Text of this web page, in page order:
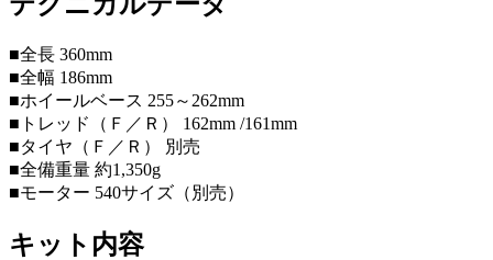
■全長 360mm
■全幅 186mm
■ホイールベース 255～262mm
■トレッド（Ｆ／Ｒ） 162mm /161mm
■タイヤ（Ｆ／Ｒ） 別売
■全備重量 約1,350g
■モーター 540サイズ（別売）
キット内容